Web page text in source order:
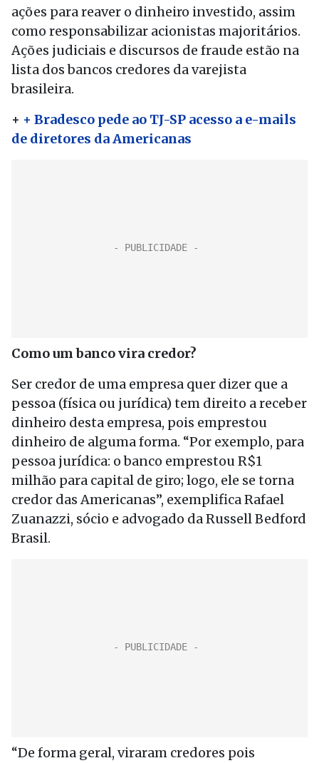
ações para reaver o dinheiro investido, assim
como responsabilizar acionistas majoritários.
Ações judiciais e discursos de fraude estão na
lista dos bancos credores da varejista
brasileira.
+ + Bradesco pede ao TJ-SP acesso a e-mails
de diretores da Americanas
Como um banco vira credor?
Ser credor de uma empresa quer dizer que a
pessoa (física ou jurídica) tem direito a receber
dinheiro desta empresa, pois emprestou
dinheiro de alguma forma. “Por exemplo, para
pessoa jurídica: o banco emprestou R$1
milhão para capital de giro; logo, ele se torna
credor das Americanas”, exemplifica Rafael
Zuanazzi, sócio e advogado da Russell Bedford
Brasil.
“De forma geral, viraram credores pois